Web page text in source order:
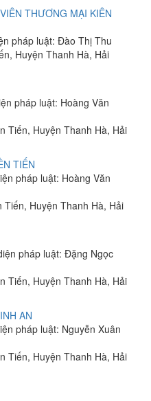
THƯƠNG MẠI KIÊN
pháp luật: Đào Thị Thu
Huyện Thanh Hà, Hải
pháp luật: Hoàng Văn
Tiến, Huyện Thanh Hà, Hải
TIẾN
pháp luật: Hoàng Văn
Huyện Thanh Hà, Hải
pháp luật: Đặng Ngọc
Tiến, Huyện Thanh Hà, Hải
AN
pháp luật: Nguyễn Xuân
Tiến, Huyện Thanh Hà, Hải